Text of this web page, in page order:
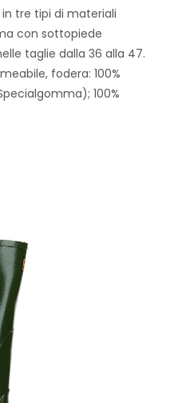
tre tipi di materiali
con sottopiede
taglie dalla 36 alla 47.
fodera: 100%
100%